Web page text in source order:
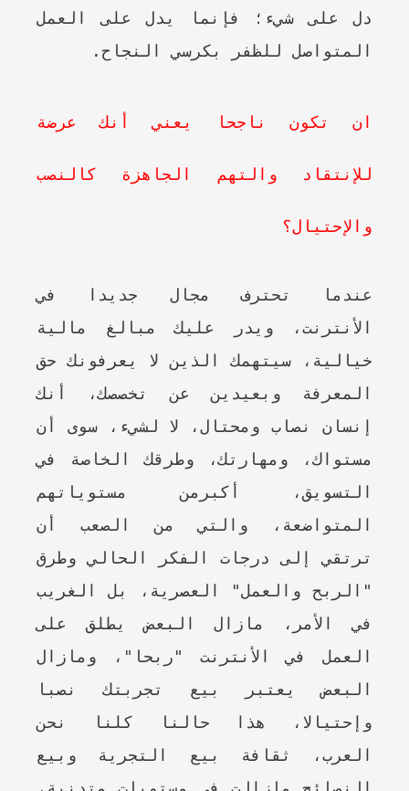
دل على شيء؛ فإنما يدل على العمل
المتواصل للظفر بكرسي النجاح.
ان تكون ناجحا يعني أنك عرضة
للإنتقاد والتهم الجاهزة كالنصب
والإحتيال؟
عندما تحترف مجال جديدا في
الأنترنت، ويدر عليك مبالغ مالية
خيالية، سيتهمك الذين لا يعرفونك حق
المعرفة وبعيدين عن تخصصك، أنك
إنسان نصاب ومحتال، لا لشيء، سوى أن
مستواك، ومهارتك، وطرقك الخاصة في
التسويق، أكبرمن مستوياتهم
المتواضعة، والتي من الصعب أن
ترتقي إلى درجات الفكر الحالي وطرق
"الربح والعمل" العصرية، بل الغريب
في الأمر، مازال البعض يطلق على
العمل في الأنترنت "ربحا"، ومازال
البعض يعتبر بيع تجربتك نصبا
وإحتيالا، هذا حالنا كلنا نحن
العرب، ثقافة بيع التجرية وبيع